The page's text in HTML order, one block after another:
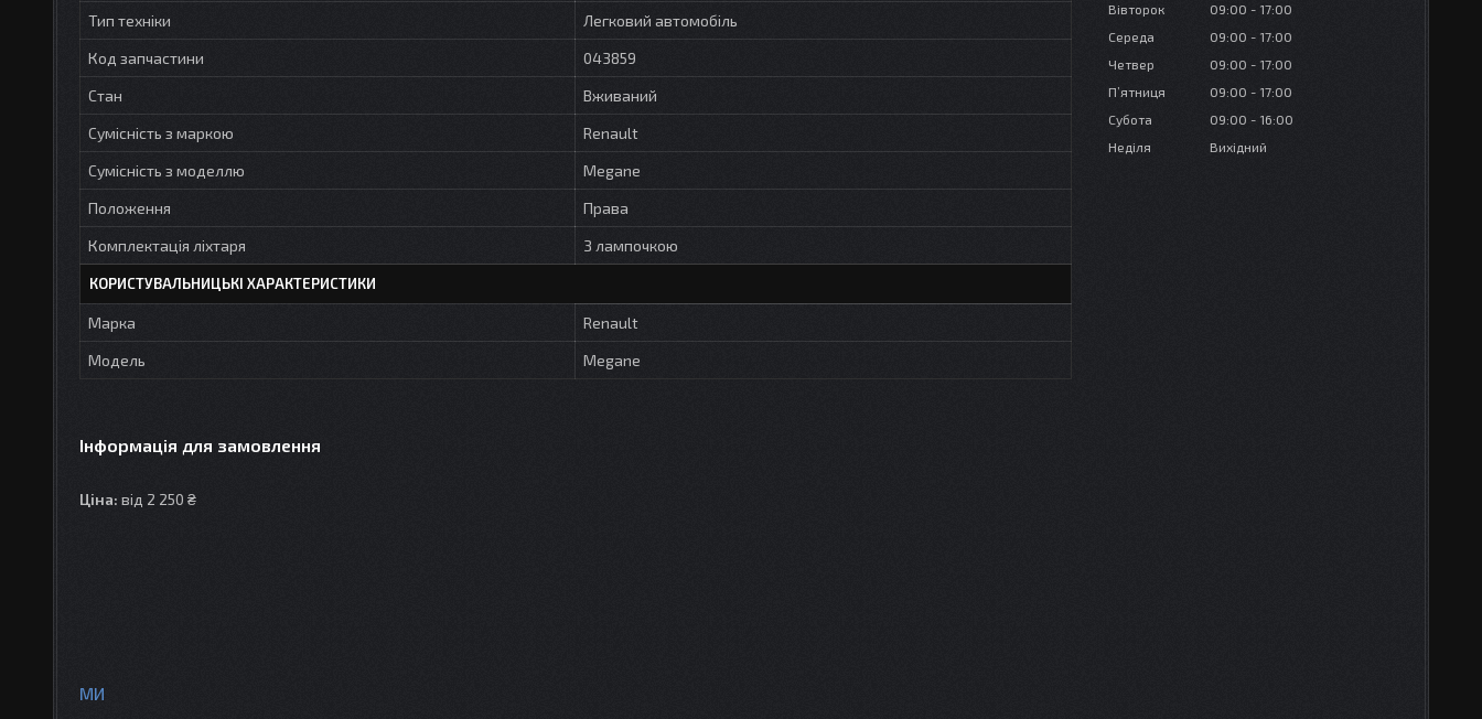
Тип техніки
Легковий автомобіль
Код запчастини
043859
Стан
Вживаний
Сумісність з маркою
Renault
Сумісність з моделлю
Megane
Положення
Права
Комплектація ліхтаря
З лампочкою
КОРИСТУВАЛЬНИЦЬКІ ХАРАКТЕРИСТИКИ
Марка
Renault
Модель
Megane
Інформація для замовлення
Ціна: від 2 250 ₴
Вівторок
09:00
17:00
Середа
09:00
17:00
Четвер
09:00
17:00
Пʼятниця
09:00
17:00
Субота
09:00
16:00
Неділя
Вихідний
МИ